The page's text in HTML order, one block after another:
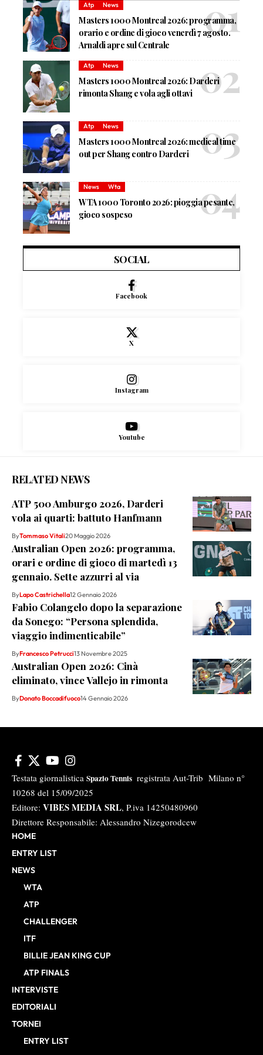
Atp News
Masters 1000 Montreal 2026: programma,
orario e ordine di gioco venerdì 7 agosto.
Arnaldi apre sul Centrale
Atp News
Masters 1000 Montreal 2026: Darderi
rimonta Shang e vola agli ottavi
Atp News
Masters 1000 Montreal 2026: medical time
out per Shang contro Darderi
News Wta
WTA 1000 Toronto 2026: pioggia pesante,
gioco sospeso
SOCIAL
Facebook
X
Instagram
Youtube
RELATED NEWS
ATP 500 Amburgo 2026, Darderi
vola ai quarti: battuto Hanfmann
ByTommaso Vitali20 Maggio 2026
Australian Open 2026: programma,
orari e ordine di gioco di martedì 13
gennaio. Sette azzurri al via
ByLapo Castrichella12 Gennaio 2026
Fabio Colangelo dopo la separazione
da Sonego: “Persona splendida,
viaggio indimenticabile”
ByFrancesco Petrucci13 Novembre 2025
Australian Open 2026: Cinà
eliminato, vince Vallejo in rimonta
ByDonato Boccadifuoco14 Gennaio 2026
Testata giornalistica Spazio Tennis registrata Aut-Trib Milano n°
10268 del 15/09/2025
Editore: VIBES MEDIA SRL, P.iva 14250480960
Direttore Responsabile: Alessandro Nizegorodcew
HOME
ENTRY LIST
NEWS
WTA
ATP
CHALLENGER
ITF
BILLIE JEAN KING CUP
ATP FINALS
INTERVISTE
EDITORIALI
TORNEI
ENTRY LIST